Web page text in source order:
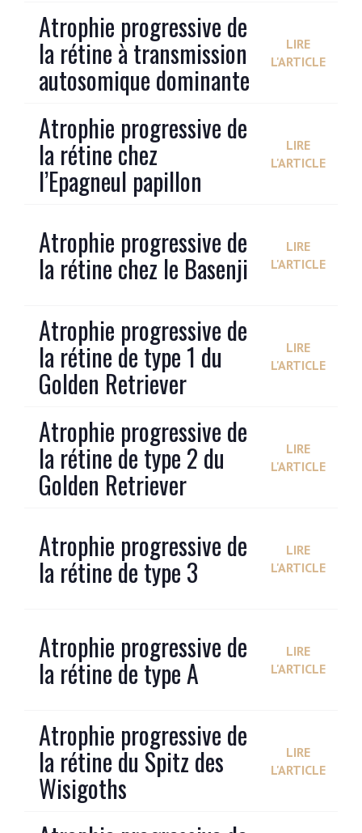
Atrophie progressive de
la rétine à transmission
autosomique dominante
LIRE
L'ARTICLE
Atrophie progressive de
la rétine chez
l’Epagneul papillon
LIRE
L'ARTICLE
Atrophie progressive de
la rétine chez le Basenji
LIRE
L'ARTICLE
Atrophie progressive de
la rétine de type 1 du
Golden Retriever
LIRE
L'ARTICLE
Atrophie progressive de
la rétine de type 2 du
Golden Retriever
LIRE
L'ARTICLE
Atrophie progressive de
la rétine de type 3
LIRE
L'ARTICLE
Atrophie progressive de
la rétine de type A
LIRE
L'ARTICLE
Atrophie progressive de
la rétine du Spitz des
Wisigoths
LIRE
L'ARTICLE